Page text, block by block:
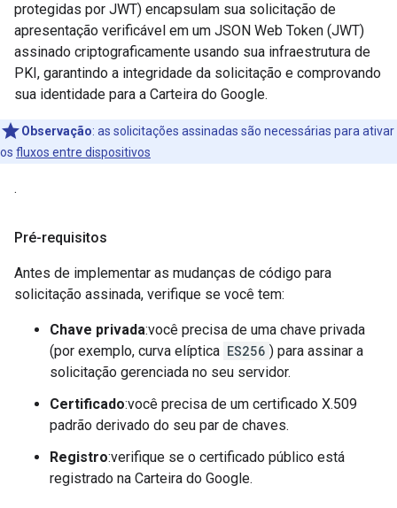
protegidas por JWT) encapsulam sua solicitação de
apresentação verificável em um JSON Web Token (JWT)
assinado criptograficamente usando sua infraestrutura de
PKI, garantindo a integridade da solicitação e comprovando
sua identidade para a Carteira do Google.
Observação: as solicitações assinadas são necessárias para ativar
os fluxos entre dispositivos
.
Pré-requisitos
Antes de implementar as mudanças de código para
solicitação assinada, verifique se você tem:
Chave privada:você precisa de uma chave privada
(por exemplo, curva elíptica ES256 ) para assinar a
solicitação gerenciada no seu servidor.
Certificado:você precisa de um certificado X.509
padrão derivado do seu par de chaves.
Registro:verifique se o certificado público está
registrado na Carteira do Google.